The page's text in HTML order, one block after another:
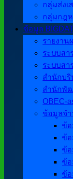
กลุ่มส่งเ
กลุ่มกฎ
ข้อมูล
รายงาน
ระบบสา
ระบบสา
สำนักบ
สำนักพั
OBEC-
ข้อมูลจำ
ข้อ
ข้อ
ข้อ
ข้อ
ข้อ